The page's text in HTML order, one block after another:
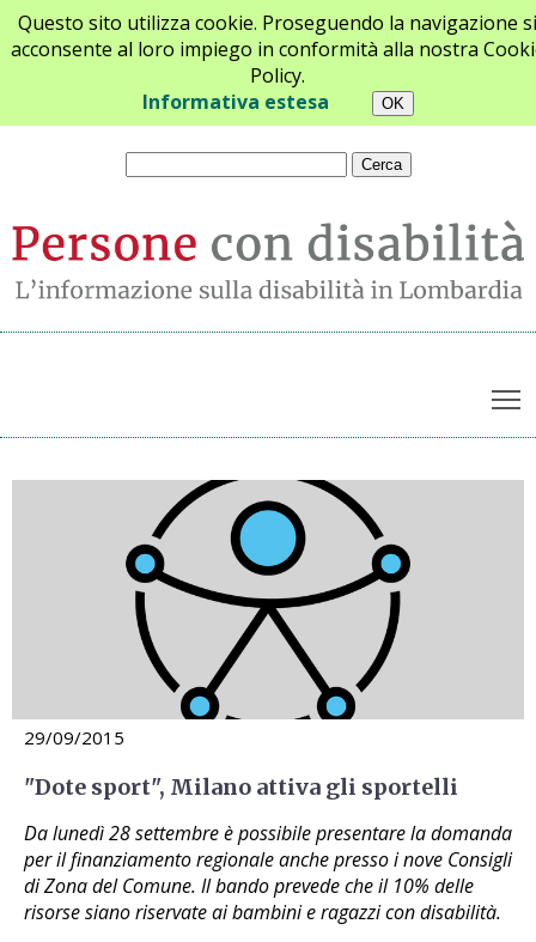
Questo sito utilizza cookie. Proseguendo la navigazione si
acconsente al loro impiego in conformità alla nostra
Policy.
Informativa estesa
Chi siamo Newsletter Contatti
Archivio notizie
29/09/2015
"Dote sport", Milano attiva gli sportelli
Da lunedì 28 settembre è possibile presentare la domanda
per il finanziamento regionale anche presso i nove Consigli
di Zona del Comune. Il bando prevede che il 10% delle
risorse siano riservate ai bambini e ragazzi con disabilità.